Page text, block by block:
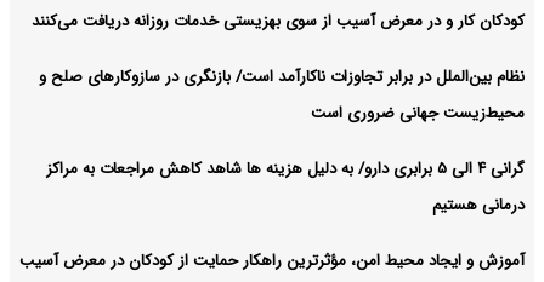
کودکان کار و در معرض آسیب از سوی بهزیستی خدمات روزانه دریافت می‌کنند
نظام بین‌الملل در برابر تجاوزات ناکارآمد است/ بازنگری در سازوکارهای صلح و
محیط‌زیست جهانی ضروری است
گرانی ۴ الی ۵ برابری دارو/ به دلیل هزینه ها شاهد کاهش مراجعات به مراکز
درمانی هستیم
آموزش و ایجاد محیط امن، مؤثرترین راهکار حمایت از کودکان در معرض آسیب